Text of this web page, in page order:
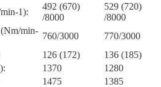
1):
492 (670)
/8000
529 (720)
/8000
min-
760/3000
770/3000
126 (172)
136 (185)
1370
1280
1475
1385